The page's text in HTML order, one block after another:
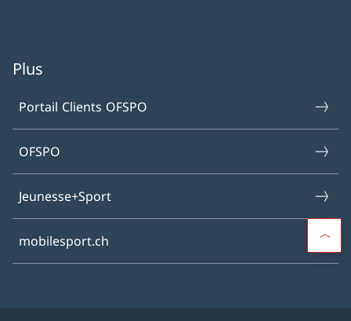
Plus
Portail Clients OFSPO
OFSPO
Jeunesse+Sport
mobilesport.ch